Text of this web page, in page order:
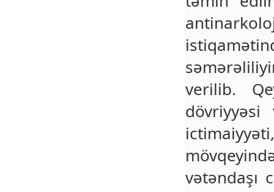
verilib.
vətəndaşı